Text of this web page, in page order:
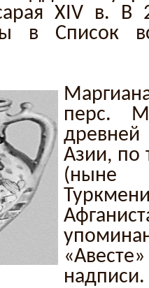
XIV в. В
в Список
перс.
Азии, по